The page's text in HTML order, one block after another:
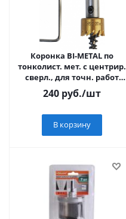
Коронка BI-METAL по
тонколист. мет. с центрир.
сверл., для точн. работ
Sturm! 1090-S04-BI-20
240 руб./шт
В корзину